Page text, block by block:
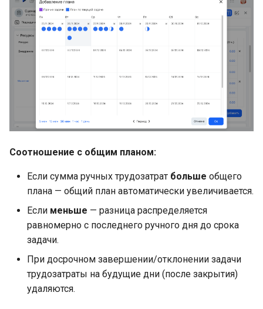
Соотношение с общим планом:
Если сумма ручных трудозатрат больше общего
плана — общий план автоматически увеличивается.
Если меньше — разница распределяется
равномерно с последнего ручного дня до срока
задачи.
При досрочном завершении/отклонении задачи
трудозатраты на будущие дни (после закрытия)
удаляются.